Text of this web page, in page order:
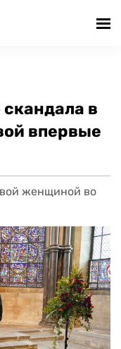
в
впервые
женщиной во